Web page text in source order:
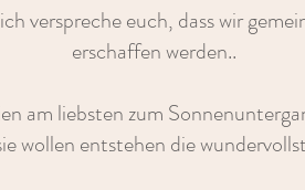
verspreche euch, dass wir
erschaffen werden..
am liebsten zum
wollen entstehen die